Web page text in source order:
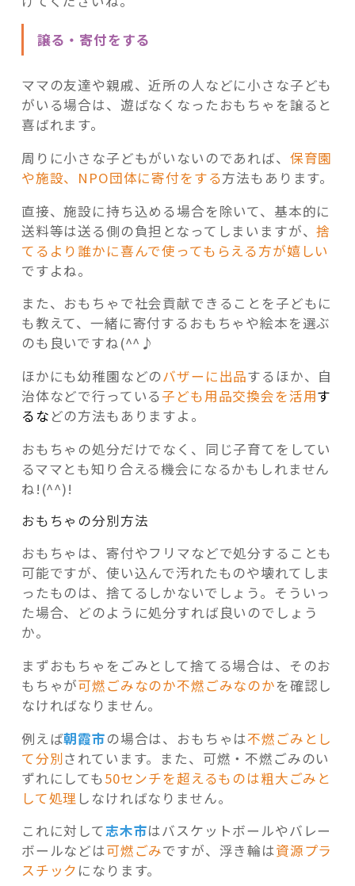
譲る・寄付をする
ママの友達や親戚、近所の人などに小さな子ども
がいる場合は、遊ばなくなったおもちゃを譲ると
喜ばれます。
周りに小さな子どもがいないのであれば、 保育園
や施設、NPO団体に寄付をする方法もあります。
直接、施設に持ち込める場合を除いて、基本的に
送料等は送る側の負担となってしまいますが、捨
てるより誰かに喜んで使ってもらえる方が嬉しい
ですよね。
また、おもちゃで社会貢献できることを子どもに
も教えて、一緒に寄付するおもちゃや絵本を選ぶ
のも良いですね(^^♪
ほかにも幼稚園などのバザーに出品するほか、自
治体などで行っている子ども用品交換会を活用す
る な どの方法もありますよ。
おもちゃの処分だけでなく、同じ子育てをしてい
るママとも知り合える機会になるかもしれません
ね!(^^)!
おもちゃの分別方法
おもちゃは、寄付やフリマなどで処分することも
可能ですが、使い込んで汚れたものや壊れてしま
ったものは、捨てるしかないでしょう。そういっ
た場合、どのように処分すれば良いのでしょう
か。
まずおもちゃをごみとして捨てる場合は、そのお
もちゃが可燃ごみなのか不燃ごみなのかを確認し
なければなりません。
例えば朝霞市の場合は、おもちゃは不燃ごみとし
て分別されています。また、可燃・不燃ごみのい
ずれにしても50センチを超えるものは粗大ごみと
して処理 しなければなりません。
これに対して志木市はバスケットボールやバレー
ボールなどは可燃ごみですが、浮き輪は資源プラ
スチック になります。